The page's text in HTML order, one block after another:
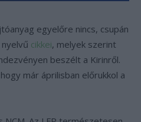
egyelőre nincs, csupán
cikkei, melyek szerint
beszélt a Kirinről.
már áprilisban előrukkol a